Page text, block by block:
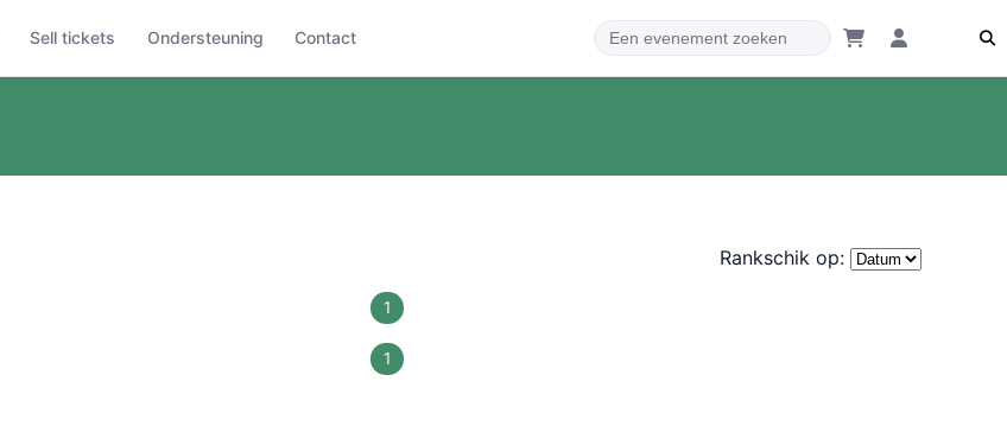
Sell tickets Ondersteuning Contact
Rankschik op:
1
1